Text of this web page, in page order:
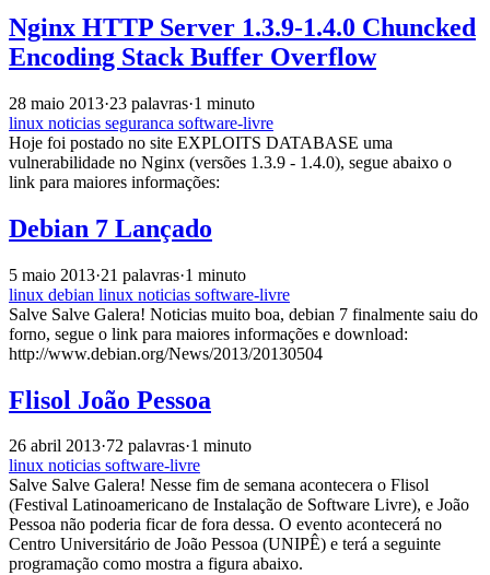
Nginx HTTP Server 1.3.9-1.4.0 Chuncked
Encoding Stack Buffer Overflow
28 maio 2013·23 palavras·1 minuto
linux noticias seguranca software-livre
Hoje foi postado no site EXPLOITS DATABASE uma
vulnerabilidade no Nginx (versões 1.3.9 - 1.4.0), segue abaixo o
link para maiores informações:
Debian 7 Lançado
5 maio 2013·21 palavras·1 minuto
linux debian linux noticias software-livre
Salve Salve Galera! Noticias muito boa, debian 7 finalmente saiu do
forno, segue o link para maiores informações e download:
http://www.debian.org/News/2013/20130504
Flisol João Pessoa
26 abril 2013·72 palavras·1 minuto
linux noticias software-livre
Salve Salve Galera! Nesse fim de semana acontecera o Flisol
(Festival Latinoamericano de Instalação de Software Livre), e João
Pessoa não poderia ficar de fora dessa. O evento acontecerá no
Centro Universitário de João Pessoa (UNIPÊ) e terá a seguinte
programação como mostra a figura abaixo.